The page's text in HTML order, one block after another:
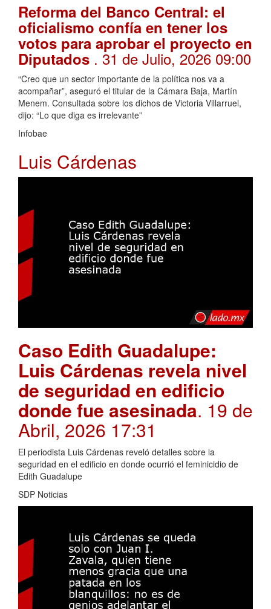
Reforma del Banco Central: el
oficialismo confía en tener los
votos para aprobar el proyecto en
Diputados . 31 de Julio, 2026 09:00
“Creo que un sector importante de la política nos va a
acompañar”, aseguró el titular de la Cámara Baja, Martín
Menem. Consultada sobre los dichos de Victoria Villarruel,
dijo: “Lo que diga es irrelevante”
Infobae
Luis Cárdenas
Caso Edith Guadalupe:
Luis Cárdenas revela nivel
de seguridad en edificio
donde fue asesinada. 19 de
Abril, 2026 17:31
El periodista Luis Cárdenas reveló detalles sobre la
seguridad en el edificio en donde ocurrió el feminicidio de
Edith Guadalupe
SDP Noticias